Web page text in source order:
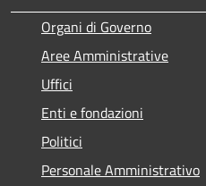
Organi di Governo
Aree Amministrative
Uffici
Enti e fondazioni
Politici
Personale Amministrativo